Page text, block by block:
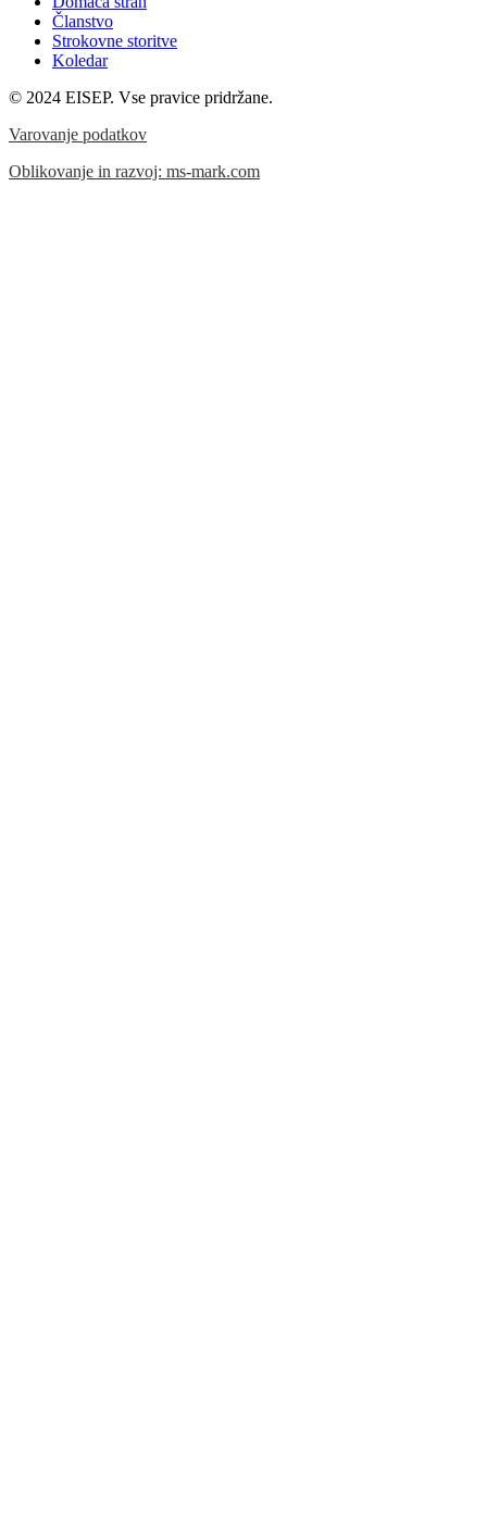
Članstvo
Strokovne storitve
Koledar
© 2024 EISEP. Vse pravice pridržane.
Varovanje podatkov
Oblikovanje in razvoj: ms-mark.com